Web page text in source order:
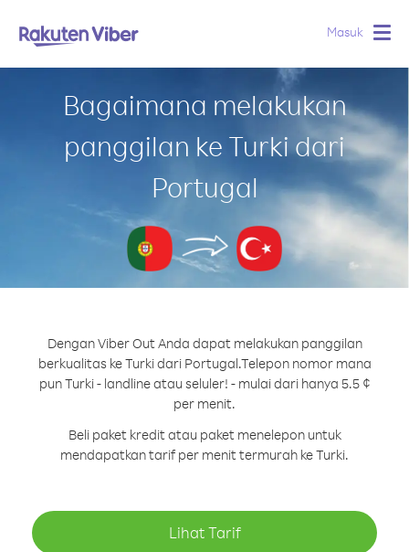
Masuk
Bagaimana melakukan
panggilan ke Turki dari
Portugal
Dengan Viber Out Anda dapat melakukan panggilan
berkualitas ke Turki dari Portugal.Telepon nomor mana
pun Turki - landline atau seluler! - mulai dari hanya 5.5 ¢
per menit.
Beli paket kredit atau paket menelepon untuk
mendapatkan tarif per menit termurah ke Turki.
Lihat Tarif